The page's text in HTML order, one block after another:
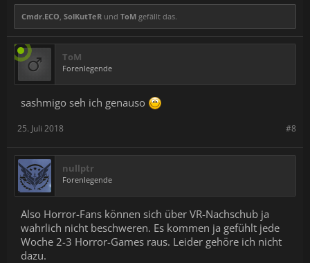
Cmdr.ECO SolKutTeR und ToM gefällt das.
ToM
Forenlegende
sashmigo seh ich genauso
#8
25. Juli 2018
nullptr
Forenlegende
Also Horror-Fans können sich über VR-Nachschub ja
wahrlich nicht beschweren. Es kommen ja gefühlt jede
Woche 2-3 Horror-Games raus. Leider gehöre ich nicht
dazu.